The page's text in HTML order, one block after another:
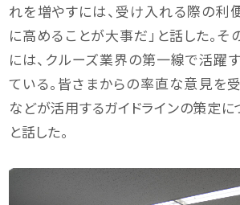
れを増やすには、受け入れる際の利
に高めることが大事だ」と話した。そ
には、クルーズ業界の第一線で活躍
ている。皆さまからの率直な意見を
などが活用するガイドラインの策定に
と話した。